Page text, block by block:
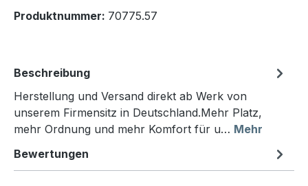
Produktnummer: 70775.57
Beschreibung
Herstellung und Versand direkt ab Werk von
unserem Firmensitz in Deutschland.Mehr Platz,
mehr Ordnung und mehr Komfort für u… Mehr
Bewertungen